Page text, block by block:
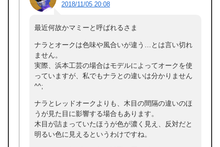
2018/11/05 20:08
最近何故かマミーと呼ばれるさま
ナラとオークは色味や風合いが違う…とは言い切れ
ません。
実際、浜本工芸の場合はモデルによってオークを使
っていますが、私でもナラとの違いは分かりません
^^;
ナラとレッドオークよりも、木目の間隔の違いのほ
うが見た目に影響する場合もあります。
木目が詰まっていたほうが色が濃く見え、反対だと
明るい色に見えるというわけですね。